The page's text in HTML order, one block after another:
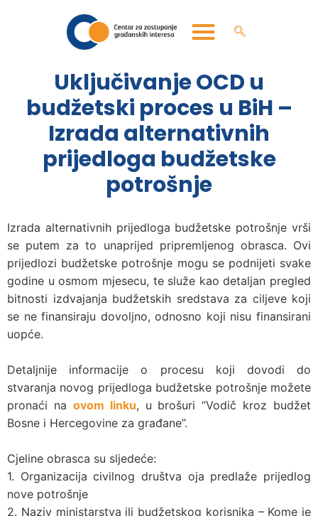
Uključivanje OCD u
budžetski proces u BiH –
Izrada alternativnih
prijedloga budžetske
potrošnje
Izrada alternativnih prijedloga budžetske potrošnje vrši
se putem za to unaprijed pripremljenog obrasca. Ovi
prijedlozi budžetske potrošnje mogu se podnijeti svake
godine u osmom mjesecu, te služe kao detaljan pregled
bitnosti izdvajanja budžetskih sredstava za ciljeve koji
se ne finansiraju dovoljno, odnosno koji nisu finansirani
uopće.
Detaljnije informacije o procesu koji dovodi do
stvaranja novog prijedloga budžetske potrošnje možete
pronaći na ovom linku, u brošuri “Vodič kroz budžet
Bosne i Hercegovine za građane”.
Cjeline obrasca su sljedeće:
1. Organizacija civilnog društva oja predlaže prijedlog
nove potrošnje
2. Naziv ministarstva ili budžetskog korisnika – Kome je